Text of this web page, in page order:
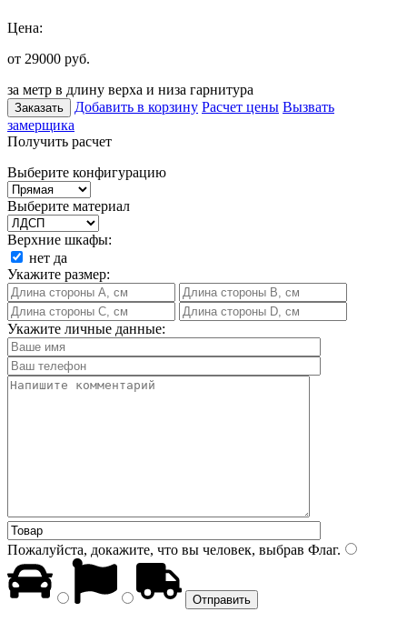
Цена:
от 29000 руб.
за метр в длину верха и низа гарнитура
Заказать Добавить в корзину Расчет цены Вызвать
замерщика
Получить расчет
Выберите конфигурацию
Выберите материал
Верхние шкафы:
нет да
Укажите размер:
Укажите личные данные:
Пожалуйста, докажите, что вы человек, выбрав Флаг.